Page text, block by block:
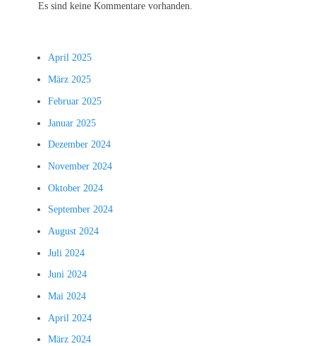
Es sind keine Kommentare vorhanden.
April 2025
März 2025
Februar 2025
Januar 2025
Dezember 2024
November 2024
Oktober 2024
September 2024
August 2024
Juli 2024
Juni 2024
Mai 2024
April 2024
März 2024